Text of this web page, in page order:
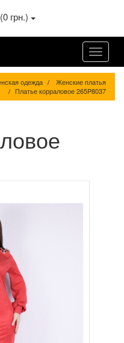
грн.)
одежда
Женские платья
Платье корраловое 265P8037